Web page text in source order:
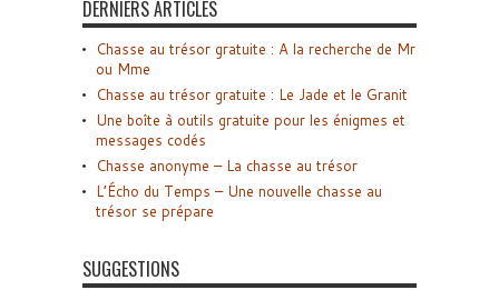
DERNIERS ARTICLES
Chasse au trésor gratuite : A la recherche de Mr
ou Mme
Chasse au trésor gratuite : Le Jade et le Granit
Une boîte à outils gratuite pour les énigmes et
messages codés
Chasse anonyme – La chasse au trésor
L’Écho du Temps – Une nouvelle chasse au
trésor se prépare
SUGGESTIONS